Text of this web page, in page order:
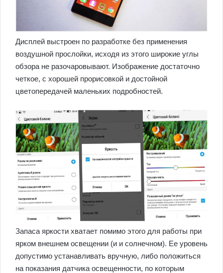
Дисплей выстроен по разработке без применения
воздушной прослойки, исходя из этого широкие углы
обзора не разочаровывают. Изображение достаточно
четкое, с хорошей прорисовкой и достойной
цветопередачей маленьких подробностей.
Запаса яркости хватает помимо этого для работы при
ярком внешнем освещении (и и солнечном). Ее уровень
допустимо устанавливать вручную, либо положиться
на показания датчика освещенности, по которым